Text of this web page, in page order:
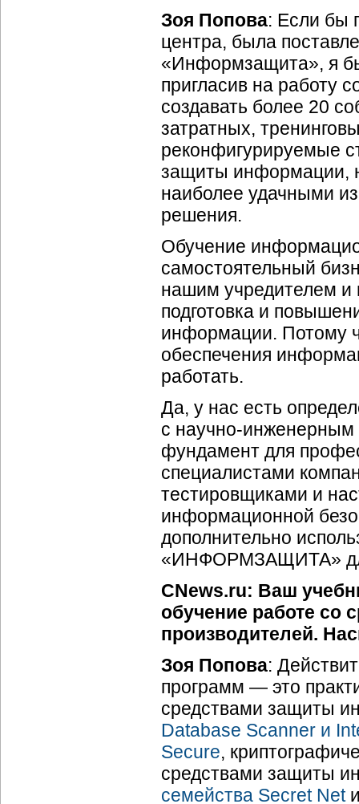
Зоя Попова: Если бы
центра, была
«Информзащита», я
пригласив на работу
создавать более 20
затратных,
реконфигурируемые
защиты информации,
наиболее удачными
решения.
Обучение
самостоятельный
нашим учредителем и
подготовка и
информации. Потому
обеспечения
работать.
Да, у нас есть
с научно-
фундамент для
специалистами
тестировщиками и
информационной
дополнительно
«ИНФОРМЗАЩИТА» для
CNews.ru: Ваш
обучение работе со
производителей.
Зоя Попова:
программ — это
средствами защиты
Database Scanner и
Secure,
средствами защиты
семейства Secret Net